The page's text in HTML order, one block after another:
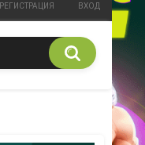
РЕГИСТРАЦИЯ ВХОД